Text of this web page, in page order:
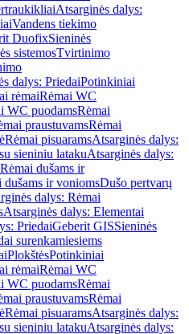
Atsarginės dalys:
Vandens tiekimo
DuofixSieninės
sistemosTvirtinimo
dalys: PriedaiPotinkiniai
rėmaiRėmai WC
WC puodamsRėmai
praustuvamsRėmai
Rėmai pisuaramsAtsarginės dalys:
sieniniu latakuAtsarginės dalys:
Rėmai dušams ir
dušams ir voniomsDušo pertvarų
dalys: Rėmai
Atsarginės dalys: Elementai
PriedaiGeberit GISSieninės
surenkamiesiems
PlokštėsPotinkiniai
rėmaiRėmai WC
WC puodamsRėmai
praustuvamsRėmai
Rėmai pisuaramsAtsarginės dalys:
sieniniu latakuAtsarginės dalys: